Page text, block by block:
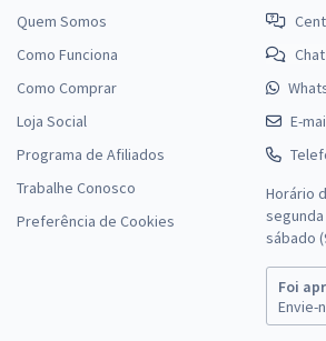
Quem Somos
Como Funciona
Como Comprar
Loja Social
Programa de Afiliados
Trabalhe Conosco
Preferência de Cookies
Chat
E-
Horário
segunda
sábado
Foi
Envie-